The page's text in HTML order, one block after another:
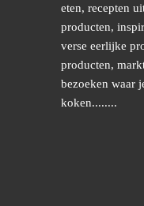
eten, recepten
producten,
verse eerlijke
producten,
bezoeken waar
koken........